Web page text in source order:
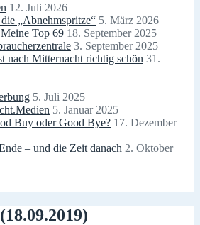
12. Juli 2026
„Abnehmspritze“ 5. März 2026
Top 69 18. September 2025
3. September 2025
nach Mitternacht richtig schön 31.
5. Juli 2025
5. Januar 2025
Buy oder Good Bye? 17. Dezember
– und die Zeit danach 2. Oktober